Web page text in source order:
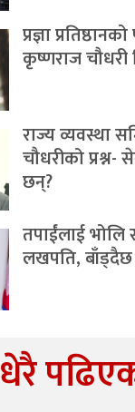
प्रज्ञा
कृष्णराज चौधरी
राज्य व्यवस्था
चौधरीको
छन्?
तपाईंलाई
लखपति,
धेरै